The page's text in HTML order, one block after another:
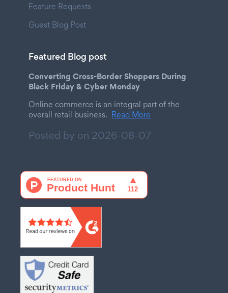
Feature Requests
Guest Blog Post
Featured Blog post
Converting Cross-Border Shoppers During
Black Friday & Cyber Monday
Online commerce is an integral part of the
overall retail business. Read More
Posted by on 2026-08-07